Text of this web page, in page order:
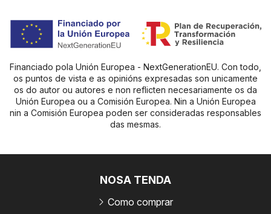
Financiado pola Unión Europea - NextGenerationEU. Con todo,
os puntos de vista e as opinións expresadas son unicamente
os do autor ou autores e non reflicten necesariamente os da
Unión Europea ou a Comisión Europea. Nin a Unión Europea
nin a Comisión Europea poden ser consideradas responsables
das mesmas.
NOSA TENDA
Como comprar